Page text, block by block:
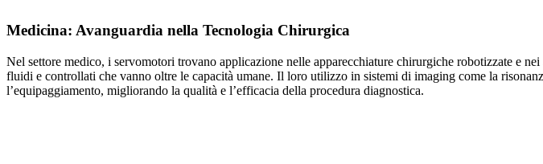
Medicina: Avanguardia nella Tecnologia Chirurgica
Nel settore medico, i servomotori trovano applicazione nelle apparecchiature chirurgiche robotizzate e
fluidi e controllati che vanno oltre le capacità umane. Il loro utilizzo in sistemi di imaging come la
l’equipaggiamento, migliorando la qualità e l’efficacia della procedura diagnostica.